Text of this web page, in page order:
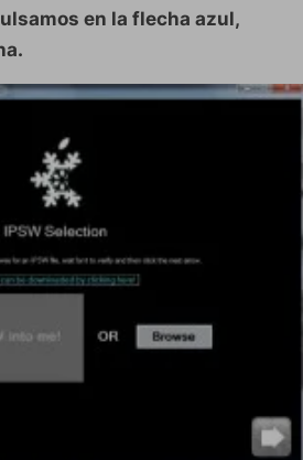
en la flecha azul,